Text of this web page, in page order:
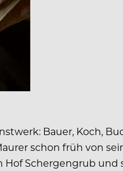
Bauer, Koch,
schon früh von
Schergengrub und